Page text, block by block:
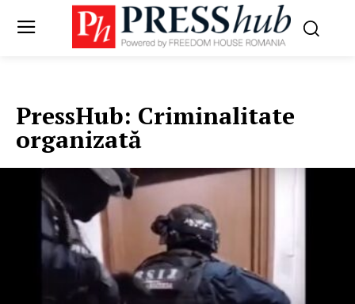
PressHub: Criminalitate
organizată